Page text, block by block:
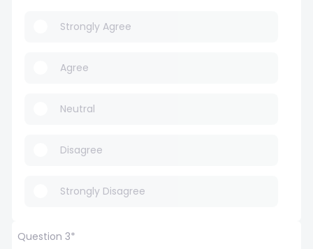
Strongly Agree
Agree
Neutral
Disagree
Strongly Disagree
Question 3*